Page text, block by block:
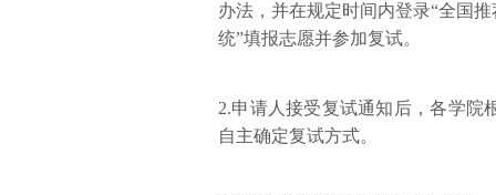
办法，并在规定时间内登录“全国
统”填报志愿并参加复试。
2.申请人接受复试通知后，各学院
自主确定复试方式。